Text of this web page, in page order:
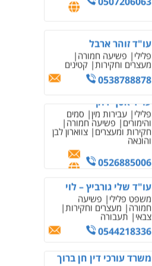
משרד עורכי דין חן ברוך
0505078733
עו"ד קארין לגטיוי
מעצרים וחקירות
0507446995
משרד עורכי דין טאי
שרקי
תעבורה
0547556464
עו"ד אילן אלימלך
תעבורה אסירים